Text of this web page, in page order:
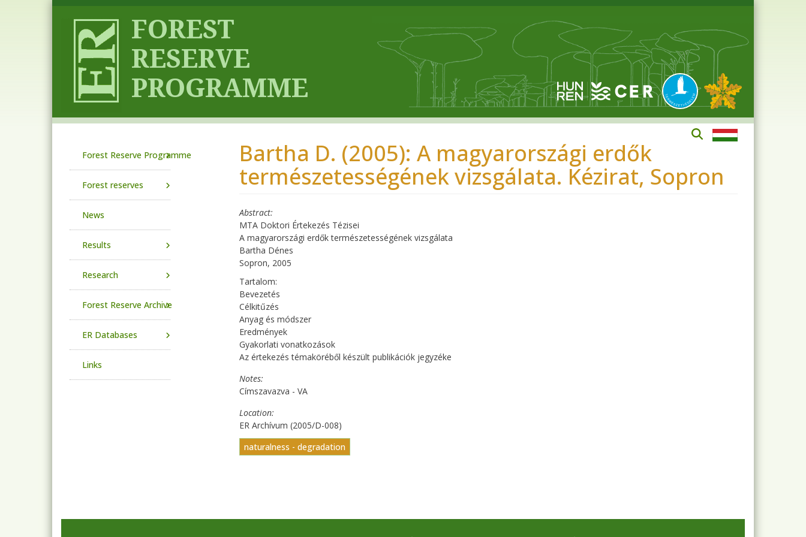
Bartha D. (2005): A magyarországi erdők
természetességének vizsgálata. Kézirat, Sopron
Abstract
MTA Doktori Értekezés Tézisei
A magyarországi erdők természetességének vizsgálata
Bartha Dénes
Sopron, 2005
Tartalom:
Bevezetés
Célkitűzés
Anyag és módszer
Eredmények
Gyakorlati vonatkozások
Az értekezés témaköréből készült publikációk jegyzéke
Notes
Címszavazva - VA
Location
ER Archívum (2005/D-008)
naturalness - degradation
Forest Reserve Programme
Forest reserves
News
Results
Research
Forest Reserve Archive
ER Databases
Links